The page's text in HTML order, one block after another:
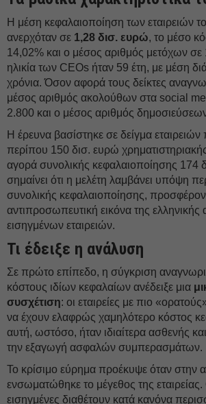
Η μέση κεφαλαιοποίηση των εταιρειών
ανερχόταν σε 1,28 δισ. ευρώ, το μέσο
14,02% και ο μέσος αριθμός μετόχων
ηλικία των CEOs ήταν 59 έτη, με μέση
χρόνια. Όσον αφορά τους δείκτες
μέσος αριθμός ακολούθων στα social
2.800 και ο μέσος αριθμός
Η έρευνα βασίστηκε σε δείγμα εταιρειών
περίπου 150 δισ. ευρώ
αγορά συνολικής κεφαλαιοποίησης 174
σημαίνει ότι η μελέτη λαμβάνει υπόψη
συνολικής κεφαλαιοποίησης,
αντιπροσωπευτική εικόνα της
εισηγμένων εταιρειών.
Τι έδειξε η ανάλυση
Σε πρώτο επίπεδο, η σύγκριση
κόστους ιδίων κεφαλαίων ανέδειξε μια
συσχέτιση: οι εταιρείες με πιο
να έχουν ελαφρώς χαμηλότερο κόστος
αυτή, ωστόσο, ήταν ιδιαίτερα ασθενής
την εξαγωγή ασφαλών συμπερασμάτων.
Το κρίσιμο εύρημα προέκυψε όταν στην
ενσωματώθηκε το μέγεθος της εταιρείας.
εισηγμένες διαθέτουν κατά κανόνα